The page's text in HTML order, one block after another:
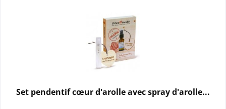
Set pendentif cœur d'arolle avec spray d'arolle...